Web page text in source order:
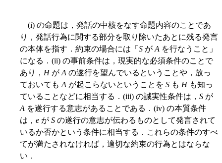
(i) の命題は，発話の中核をなす命題内容のことであ
り，発話行為に関する部分を取り除いたあとに残る発言
の本体を指す．約束の場合には「 S が A を行なうこと」
になる．(ii) の事前条件は，現実的な必須条件のことで
あり， Hが A の遂行を望んでいるということや，放っ
ておいても A が起こらないということを S も Hも知っ
ていることなどに相当する．(iii) の誠実性条件は， S が
A を遂行する意志があることである．(iv) の本質条件
は， e が S の遂行の意志が伝わるものとして発言されて
いるか否かという条件に相当する．これらの条件のすべ
てが満たされなければ，適切な約束の行為とはならな
い．